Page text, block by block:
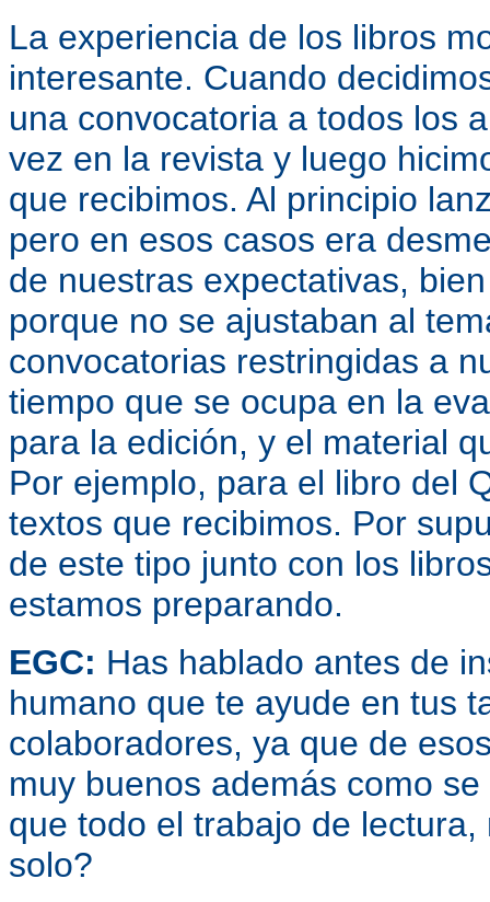
La experiencia de los libros
interesante. Cuando
una convocatoria a todos los
vez en la revista y luego
que recibimos. Al principio
pero en esos casos era
de nuestras expectativas,
porque no se ajustaban al
convocatorias restringidas a
tiempo que se ocupa en la
para la edición, y el material
Por ejemplo, para el libro del
textos que recibimos. Por
de este tipo junto con los
estamos preparando.
EGC: Has hablado antes de
humano que te ayude en tus
colaboradores, ya que de
muy buenos además como
que todo el trabajo de
solo?